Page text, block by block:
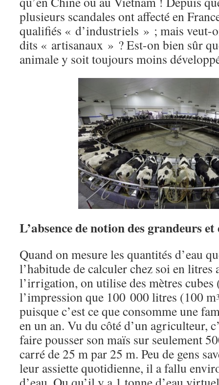
plusieurs scandales ont affecté en
qualifiés « d’industriels » ; mais veut-
dits « artisanaux » ? Est-on bien sûr
animale y soit toujours moins
L’absence de notion des grandeurs
Quand on mesure les quantités d’eau
l’habitude de calculer chez soi en litres
l’irrigation, on utilise des mètres cubes
l’impression que 100 000 litres (100 m
puisque c’est ce que consomme une
en un an. Vu du côté d’un agriculteur,
faire pousser son maïs sur seulement
carré de 25 m par 25 m. Peu de gens
leur assiette quotidienne, il a fallu